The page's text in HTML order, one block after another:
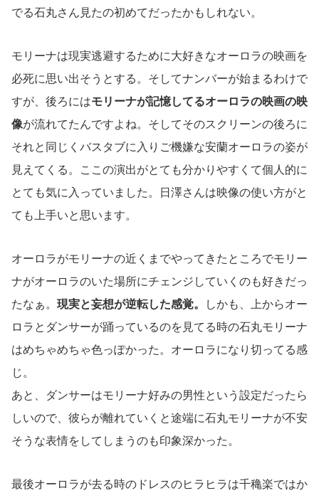
でる石丸さん見たの初めてだったかもしれない。
モリーナは現実逃避するために大好きなオーロラの映画を
必死に思い出そうとする。そしてナンバーが始まるわけで
すが、後ろにはモリーナが記憶してるオーロラの映画の映
像が流れてたんですよね。そしてそのスクリーンの後ろに
それと同じくバスタブに入りご機嫌な安蘭オーロラの姿が
見えてくる。ここの演出がとても分かりやすくて個人的に
とても気に入っていました。日澤さんは映像の使い方がと
ても上手いと思います。
オーロラがモリーナの近くまでやってきたところでモリー
ナがオーロラのいた場所にチェンジしていくのも好きだっ
たなぁ。 現実と妄想が逆転した感覚。
しかも、上からオー
ロラとダンサーが踊っているのを見てる時の石丸モリーナ
はめちゃめちゃ色っぽかった。オーロラになり切ってる感
じ。
あと、ダンサーはモリーナ好みの男性という設定だったら
しいので、彼らが離れていくと途端に石丸モリーナが不安
そうな表情をしてしまうのも印象深かった。
最後オーロラが去る時のドレスのヒラヒラは千穐楽ではか